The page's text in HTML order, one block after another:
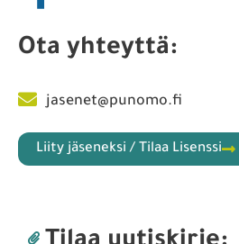
Ota yhteyttä:
jasenet@punomo.fi
Liity jäseneksi / Tilaa Lisenssi